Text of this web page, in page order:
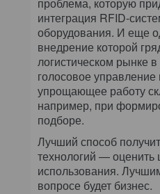
интеграция RFID-
оборудования. И еще
внедрение которой
логистическом рынке
голосовое
упрощающее работу
например, при
подборе.
Лучший способ
технологий — оценить
использования.
вопросе будет бизнес.